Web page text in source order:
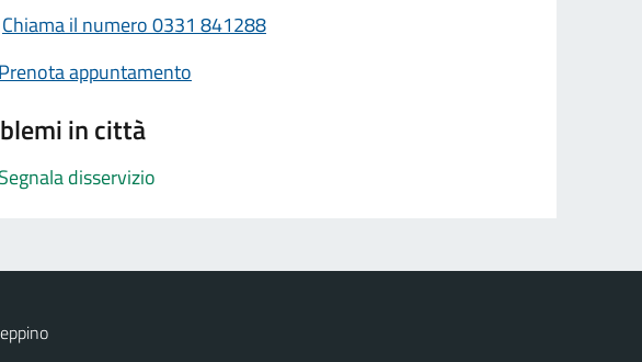
Chiama il numero 0331 841288
Prenota appuntamento
in città
Segnala disservizio